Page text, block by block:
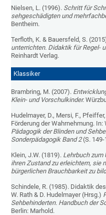
Nielsen, L. (1996). Schritt für
sehgeschädigten und
Bentheim.
Terfloth, K. & Bauersfeld, S.
unterrichten. Didaktik für Regel-
Reinhardt Verlag.
Klassiker
Brambring, M. (2007).
Klein- und Vorschulkinder.
Hudelmayer, D., Mersi, F.,
Förderung der Wahrnehmung. In:
Pädagogik der Blinden und
Sonderpädagogik Band 2(S. 149-
Klein, J.W. (1819). Lehrbuch zum
ihren Zustand zu erleichtern, sie
bürgerlichen Brauchbarkeit zu
Schindele, R. (1985). Didaktik
W. Rath & D. Hudelmayer (Hrsg.)
Sehbehinderten. Handbuch der
Berlin: Marhold.